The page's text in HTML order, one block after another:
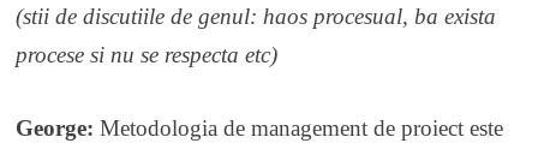
(stii de discutiile de genul: haos procesual, ba exista
procese si nu se respecta etc)
George: Metodologia de management de proiect este